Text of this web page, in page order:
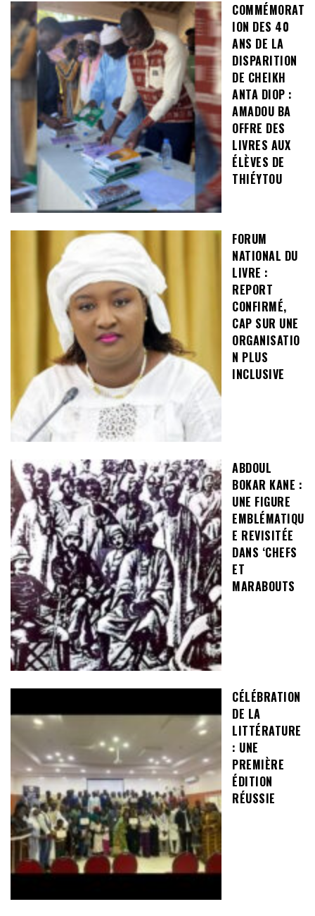
COMMÉMORAT
ION DES 40
ANS DE LA
DISPARITION
DE CHEIKH
ANTA DIOP :
AMADOU BA
OFFRE DES
LIVRES AUX
ÉLÈVES DE
THIÉYTOU
FORUM
NATIONAL DU
LIVRE :
REPORT
CONFIRMÉ,
CAP SUR UNE
ORGANISATIO
N PLUS
INCLUSIVE
ABDOUL
BOKAR KANE :
UNE FIGURE
EMBLÉMATIQU
E REVISITÉE
DANS ‘CHEFS
ET
MARABOUTS
CÉLÉBRATION
DE LA
LITTÉRATURE
: UNE
PREMIÈRE
ÉDITION
RÉUSSIE